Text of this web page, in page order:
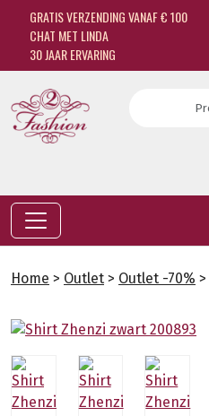
GRATIS VERZENDING VANAF € 100
CHAT MET LINDA
30 JAAR ERVARING
Home > Outlet > Outlet -70% >